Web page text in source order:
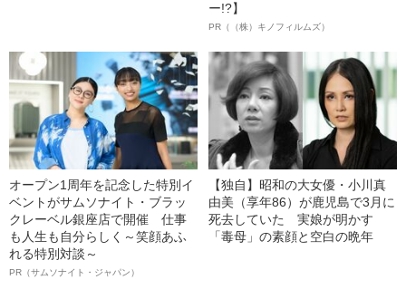
ー!?】
PR（（株）キノフィルムズ）
オープン1周年を記念した特別イ
ベントがサムソナイト・ブラッ
クレーベル銀座店で開催 仕事
も人生も自分らしく～笑顔あふ
れる特別対談～
PR（サムソナイト・ジャパン）
【独自】昭和の大女優・小川真
由美（享年86）が鹿児島で3月に
死去していた 実娘が明かす
「毒母」の素顔と空白の晩年